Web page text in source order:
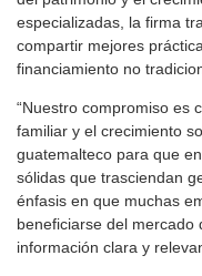
especializadas, la firma
compartir mejores
financiamiento no
“Nuestro compromiso es
familiar y el crecimiento
guatemalteco para que
sólidas que trasciendan
énfasis en que muchas
beneficiarse del mercado
información clara y